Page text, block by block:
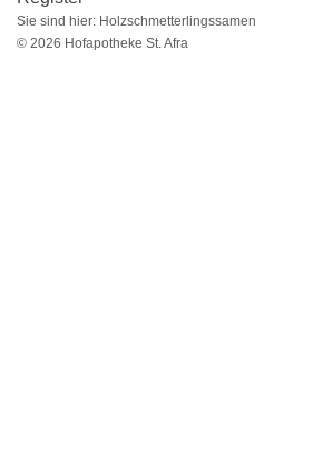
Sie sind hier: Holzschmetterlingssamen
© 2026 Hofapotheke St. Afra